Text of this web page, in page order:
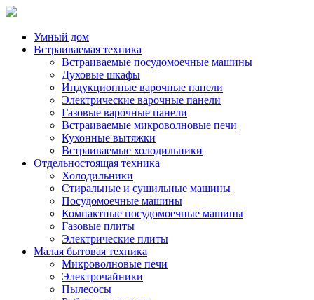
Умный дом
Встраиваемая техника
Встраиваемые посудомоечные машины
Духовые шкафы
Индукционные варочные панели
Электрические варочные панели
Газовые варочные панели
Встраиваемые микроволновые печи
Кухонные вытяжки
Встраиваемые холодильники
Отдельностоящая техника
Холодильники
Стиральные и сушильные машины
Посудомоечные машины
Компактные посудомоечные машины
Газовые плиты
Электрические плиты
Малая бытовая техника
Микроволновые печи
Электрочайники
Пылесосы